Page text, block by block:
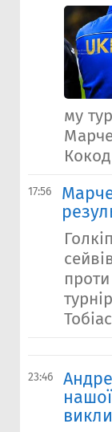
му
17:56
23:46